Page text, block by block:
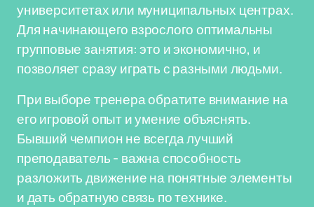
университетах или муниципальных центрах.
Для начинающего взрослого оптимальны
групповые занятия: это и экономично, и
позволяет сразу играть с разными людьми.
При выборе тренера обратите внимание на
его игровой опыт и умение объяснять.
Бывший чемпион не всегда лучший
преподаватель - важна способность
разложить движение на понятные элементы
и дать обратную связь по технике.